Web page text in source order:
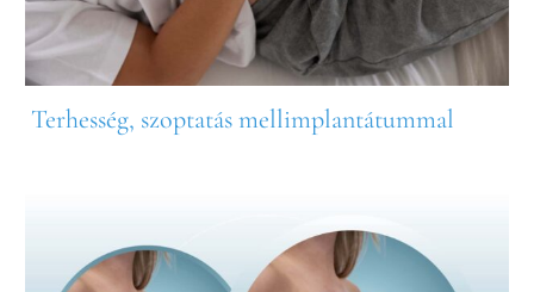
Terhesség, szoptatás mellimplantátummal